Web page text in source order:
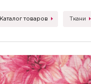
Каталог товаров Ткани